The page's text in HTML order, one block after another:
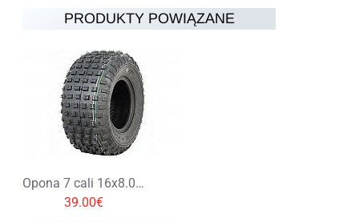
HTML nie jest przetłumaczalny!
Ocena
KONTYNUUJ
PRODUKTY POWIĄZANE
Opona 7 cali 16x8.00-7
39.00€